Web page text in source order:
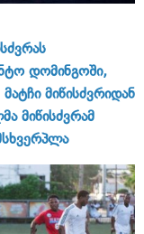
დომინგოში,
მიწისძვრიდან
მიწისძვრამ